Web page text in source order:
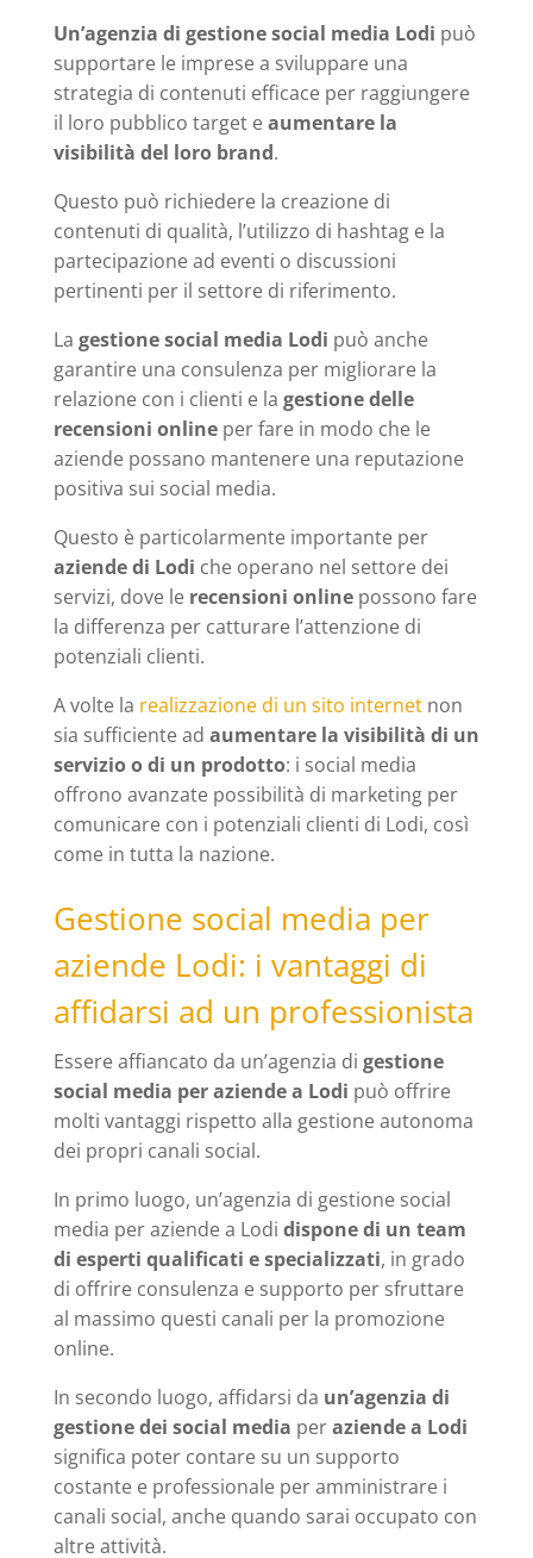
Un’agenzia di gestione social media Lodi può
supportare le imprese a sviluppare una
strategia di contenuti efficace per raggiungere
il loro pubblico target eaumentare la
visibilità del loro brand.
Questo può richiedere la creazione di
contenuti di qualità, l’utilizzo di hashtag e la
partecipazione ad eventi o discussioni
pertinenti per il settore di riferimento.
La gestione social media Lodi può anche
garantire una consulenza per migliorare la
relazione con i clienti e la gestione delle
recensioni onlineper fare in modo che le
aziende possano mantenere una reputazione
positiva sui social media.
Questo è particolarmente importante per
aziende di Lodi che operano nel settore dei
servizi, dove le recensioni onlinepossono fare
la differenza per catturare l’attenzione di
potenziali clienti.
A volte la realizzazione di un sito internetnon
sia sufficiente ad aumentare la visibilità di un
servizio o di un prodotto: i social media
offrono avanzate possibilità di marketing per
comunicare con i potenziali clienti di Lodi, così
come in tutta la nazione.
Gestione social media per
aziende Lodi: i vantaggi di
affidarsi ad un professionista
Essere affiancato da un’agenzia di gestione
social media per aziende a Lodi può offrire
molti vantaggi rispetto alla gestione autonoma
dei propri canali social.
In primo luogo, un’agenzia di gestione social
media per aziende a Lodi dispone di un team
di esperti qualificati e specializzati, in grado
di offrire consulenza e supporto per sfruttare
al massimo questi canali per la promozione
online.
In secondo luogo, affidarsi da un’agenzia di
gestione dei social media peraziende a Lodi
significa poter contare su un supporto
costante e professionale per amministrare i
canali social, anche quando sarai occupato con
altre attività.